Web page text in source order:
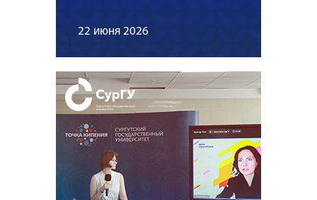
22 июня 2026